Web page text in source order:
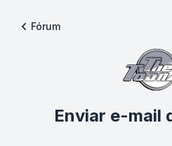
Fórum
Enviar e-mail